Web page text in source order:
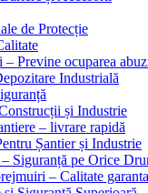
de Protecție
Previne ocuparea
Industrială
și Industrie
– livrare rapidă
Șantier și Industrie
Siguranță pe Orice
– Calitate